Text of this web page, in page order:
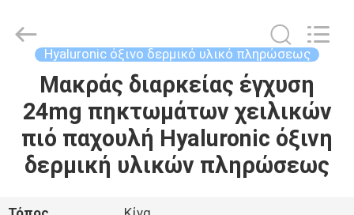
ΣΠΊΤΙ
ΠΡΟΪΌΝΤΑ
ΣΧΕΤΙΚΆ
International
Trading
Hyaluronic όξινο δερμικό υλικό πληρώσεως
Μακράς διαρκείας έγχυση
24mg πηκτωμάτων χειλικών
πιό παχουλή Hyaluronic όξινη
δερμική υλικών πληρώσεως